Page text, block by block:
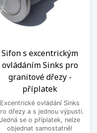
Sifon s excentrickým
ovládáním Sinks pro
granitové dřezy -
příplatek
Excentrické ovládání Sinks
dřezy a s jednou výpustí.
Jedná se o příplatek, nelze
objednat samostatně!